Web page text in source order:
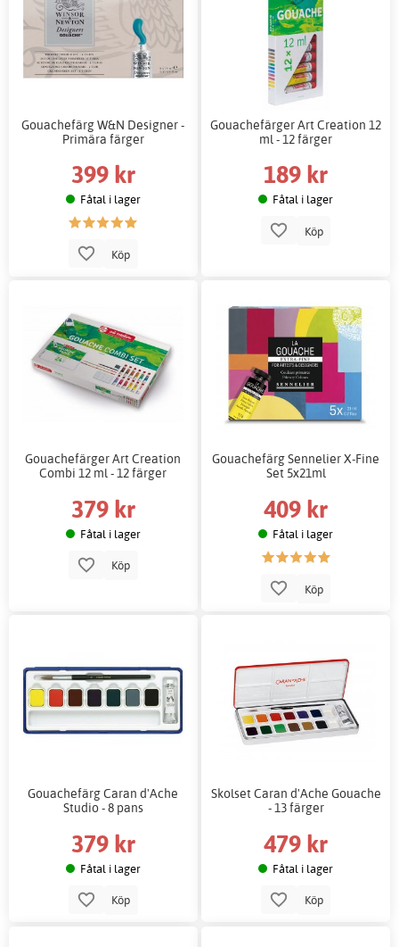
Gouachefärg W&N Designer -
Primära färger
399 kr
Fåtal i lager
Köp
Gouachefärger Art Creation 12
ml - 12 färger
189 kr
Fåtal i lager
Köp
Gouachefärger Art Creation
Combi 12 ml - 12 färger
379 kr
Fåtal i lager
Köp
Gouachefärg Sennelier X-Fine
Set 5x21ml
409 kr
Fåtal i lager
Köp
Gouachefärg Caran d'Ache
Studio - 8 pans
379 kr
Fåtal i lager
Köp
Skolset Caran d'Ache Gouache
- 13 färger
479 kr
Fåtal i lager
Köp